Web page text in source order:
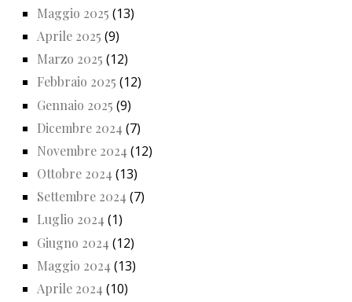
Maggio 2025 (13)
Aprile 2025 (9)
Marzo 2025 (12)
Febbraio 2025 (12)
Gennaio 2025 (9)
Dicembre 2024 (7)
Novembre 2024 (12)
Ottobre 2024 (13)
Settembre 2024 (7)
Luglio 2024 (1)
Giugno 2024 (12)
Maggio 2024 (13)
Aprile 2024 (10)